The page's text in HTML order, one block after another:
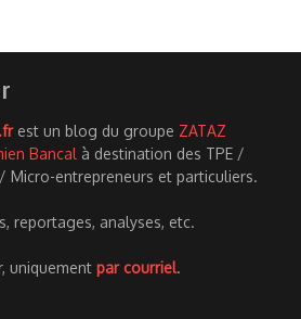
est un blog du groupe ZATAZ
Bancal à destination des TPE /
Micro-entrepreneurs et particuliers.
reportages, analyses, etc.
uniquement par courriel.